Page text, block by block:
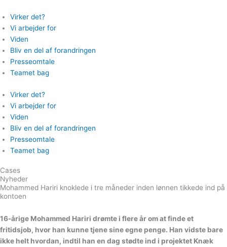
til
indholdet
Virker det?
Vi arbejder for
Viden
Bliv en del af forandringen
Presseomtale
Teamet bag
Virker det?
Vi arbejder for
Viden
Bliv en del af forandringen
Presseomtale
Teamet bag
Cases
Nyheder
Mohammed Hariri knoklede i tre måneder inden lønnen tikkede ind på
kontoen
16-årige Mohammed Hariri drømte i flere år om at finde et
fritidsjob, hvor han kunne tjene sine egne penge. Han vidste bare
ikke helt hvordan, indtil han en dag stødte ind i projektet Knæk